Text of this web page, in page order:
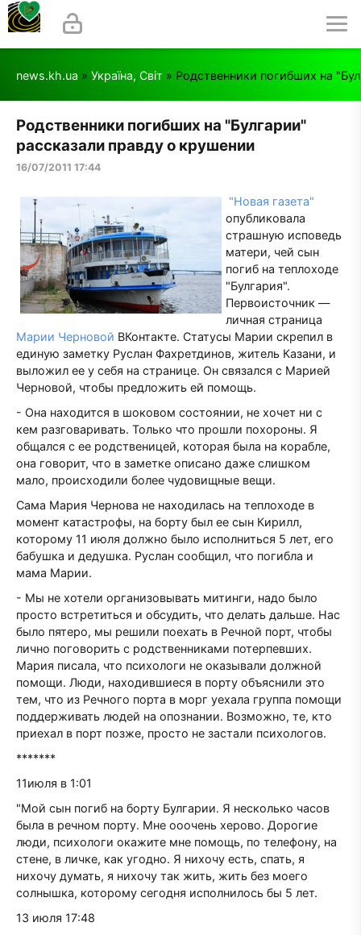
news.kh.ua » Україна, Світ » Родственники погибших на
Родственники погибших на "Булгарии"
рассказали правду о крушении
16/07/2011 17:44
"Новая газета"
опубликовала
страшную исповедь
матери, чей сын
погиб на теплоходе
"Булгария".
Первоисточник —
личная страница
Марии Черновой ВКонтакте. Статусы Марии скрепил в
единую заметку Руслан Фахретдинов, житель Казани, и
выложил ее у себя на странице. Он связался с Марией
Черновой, чтобы предложить ей помощь.
- Она находится в шоковом состоянии, не хочет ни с
кем разговаривать. Только что прошли похороны. Я
общался с ее родственицей, которая была на корабле,
она говорит, что в заметке описано даже слишком
мало, происходили более чудовищные вещи.
Сама Мария Чернова не находилась на теплоходе в
момент катастрофы, на борту был ее сын Кирилл,
которому 11 июля должно было исполниться 5 лет, его
бабушка и дедушка. Руслан сообщил, что погибла и
мама Марии.
- Мы не хотели организовывать митинги, надо было
просто встретиться и обсудить, что делать дальше. Нас
было пятеро, мы решили поехать в Речной порт, чтобы
лично поговорить с родственниками потерпевших.
Мария писала, что психологи не оказывали должной
помощи. Люди, находившиеся в порту объяснили это
тем, что из Речного порта в морг уехала группа помощи
поддерживать людей на опознании. Возможно, те, кто
приехал в порт позже, просто не застали психологов.
*******
11июля в 1:01
"Мой сын погиб на борту Булгарии. Я несколько часов
была в речном порту. Мне ооочень херово. Дорогие
люди, психологи окажите мне помощь, по телефону, на
стене, в личке, как угодно. Я нихочу есть, спать, я
нихочу думать, я нихочу так жить, жить без моего
солнышка, которому сегодня исполнилось бы 5 лет.
13 июля 17:48